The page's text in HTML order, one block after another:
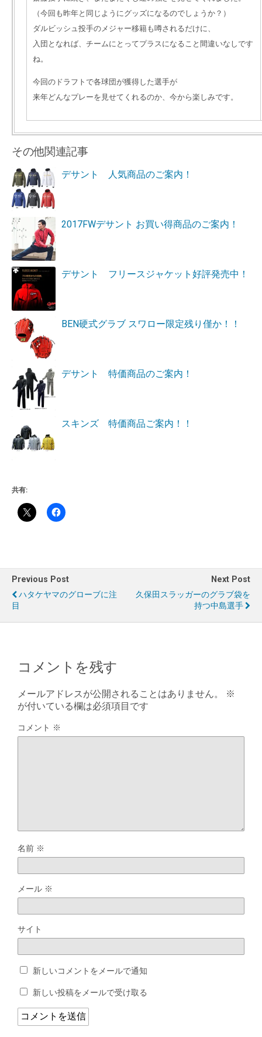
（今回も昨年と同じようにグッズになるのでしょうか？）
ダルビッシュ投手のメジャー移籍も噂されるだけに、
入団となれば、チームにとってプラスになること間違いなしです
ね。
今回のドラフトで各球団が獲得した選手が
来年どんなプレーを見せてくれるのか、今から楽しみです。
その他関連記事
デサント 人気商品のご案内！
2017FWデサント お買い得商品のご案内！
デサント フリースジャケット好評発売中！
BEN硬式グラブ スワロー限定残り僅か！！
デサント 特価商品のご案内！
スキンズ 特価商品ご案内！！
共有:
Previous Post
ハタケヤマのグローブに注
目
Next Post
久保田スラッガーのグラブ袋を
持つ中島選手
コメントを残す
メールアドレスが公開されることはありません。
※
が付いている欄は必須項目です
コメント ※
名前 ※
メール ※
サイト
新しいコメントをメールで通知
新しい投稿をメールで受け取る